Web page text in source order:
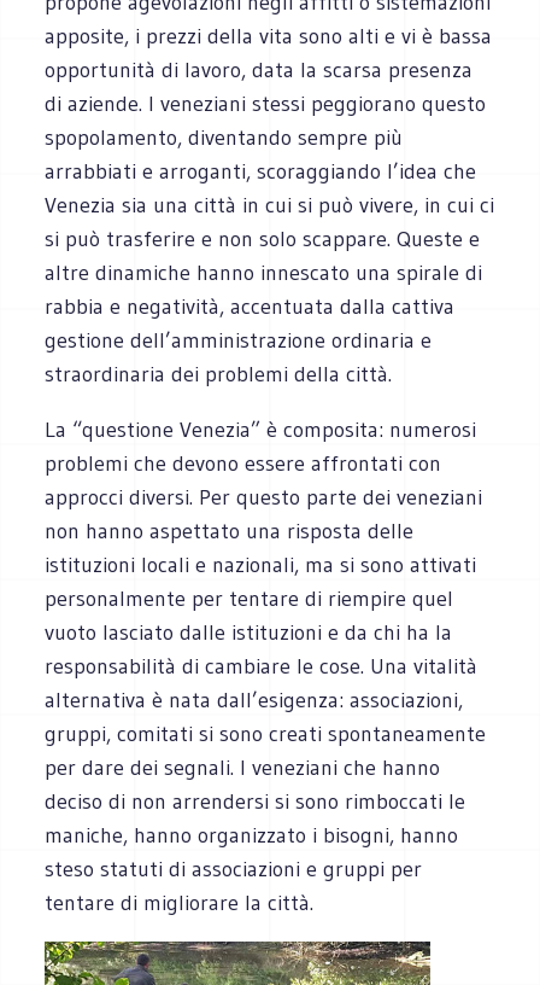
apposite, i prezzi della vita sono alti e vi è bassa
opportunità di lavoro, data la scarsa presenza
di aziende. I veneziani stessi peggiorano questo
spopolamento, diventando sempre più
arrabbiati e arroganti, scoraggiando l’idea che
Venezia sia una città in cui si può vivere, in cui ci
si può trasferire e non solo scappare. Queste e
altre dinamiche hanno innescato una spirale di
rabbia e negatività, accentuata dalla cattiva
gestione dell’amministrazione ordinaria e
straordinaria dei problemi della città.
La “questione Venezia” è composita: numerosi
problemi che devono essere affrontati con
approcci diversi. Per questo parte dei veneziani
non hanno aspettato una risposta delle
istituzioni locali e nazionali, ma si sono attivati
personalmente per tentare di riempire quel
vuoto lasciato dalle istituzioni e da chi ha la
responsabilità di cambiare le cose. Una vitalità
alternativa è nata dall’esigenza: associazioni,
gruppi, comitati si sono creati spontaneamente
per dare dei segnali. I veneziani che hanno
deciso di non arrendersi si sono rimboccati le
maniche, hanno organizzato i bisogni, hanno
steso statuti di associazioni e gruppi per
tentare di migliorare la città.